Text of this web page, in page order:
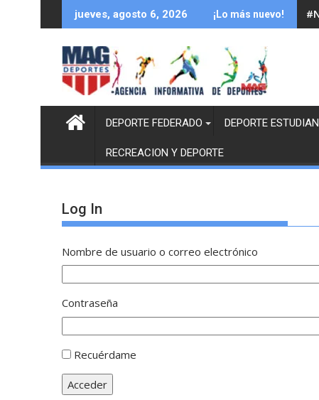
al
jueves, agosto 6, 2026 ¡Lo más nuevo!
DEPORTE FEDERADO DEPORTE
RECREACION Y DEPORTE
Log In
Nombre de usuario o correo electrónico
Contraseña
Recuérdame
Acceder